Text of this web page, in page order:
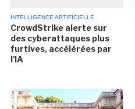
INTELLIGENCE ARTIFICIELLE
CrowdStrike alerte sur
des cyberattaques plus
furtives, accélérées par
l'IA